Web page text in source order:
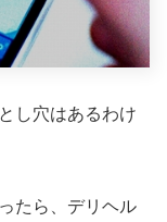
し穴はあるわけ
たら、デリヘル